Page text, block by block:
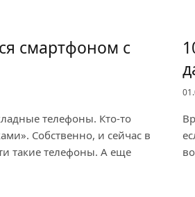
смартфоном с
телефоны. Кто-то
Собственно, и сейчас в
такие телефоны. А еще